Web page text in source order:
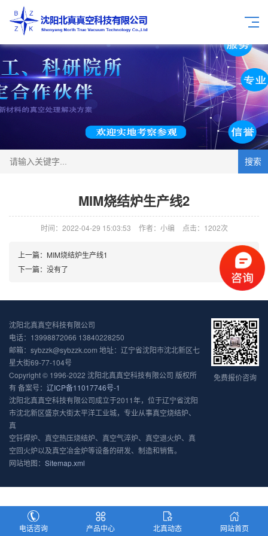
搜索
MIM烧结炉生产线2
时间：2022-04-29 15:03:53 作者：小编 点击： 1202次
上一篇： MIM烧结炉生产线1
下一篇： 没有了
免费报价咨询
沈阳北真真空科技有限公司
电话：13998872066 13840228250
邮箱：sybzzk@sybzzk.com 地址：辽宁省沈阳市沈北新区七
星大街69-77-104号
Copyright © 1996-2022 沈阳北真真空科技有限公司 版权所
有 备案号： 辽ICP备11017746号-1
沈阳北真真空科技有限公司成立于2011年，位于辽宁省沈阳
市沈北新区盛京大街太平洋工业城，专业从事真空烧结炉、
真
空钎焊炉、真空热压烧结炉、真空气淬炉、真空退火炉、真
空回火炉以及真空冶金炉等设备的研发、制造和销售。
网站地图： Sitemap.xml
电话咨询 产品中心 北真动态 网站首页